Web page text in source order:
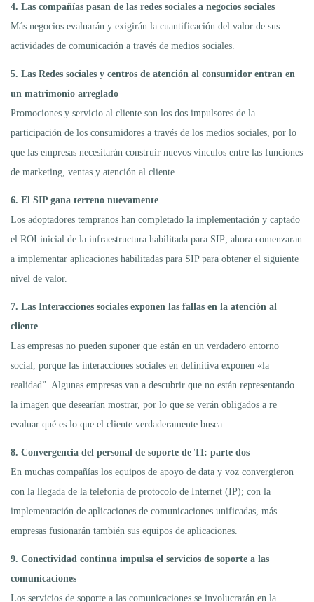
4. Las compañías pasan de las redes sociales a negocios sociales
Más negocios evaluarán y exigirán la cuantificación del valor de sus
actividades de comunicación a través de medios sociales.
5. Las Redes sociales y centros de atención al consumidor entran en
un matrimonio arreglado
Promociones y servicio al cliente son los dos impulsores de la
participación de los consumidores a través de los medios sociales, por lo
que las empresas necesitarán construir nuevos vínculos entre las funciones
de marketing, ventas y atención al cliente.
6. El SIP gana terreno nuevamente
Los adoptadores tempranos han completado la implementación y captado
el ROI inicial de la infraestructura habilitada para SIP; ahora comenzaran
a implementar aplicaciones habilitadas para SIP para obtener el siguiente
nivel de valor.
7. Las Interacciones sociales exponen las fallas en la atención al
cliente
Las empresas no pueden suponer que están en un verdadero entorno
social, porque las interacciones sociales en definitiva exponen «la
realidad”. Algunas empresas van a descubrir que no están representando
la imagen que desearían mostrar, por lo que se verán obligados a re
evaluar qué es lo que el cliente verdaderamente busca.
8. Convergencia del personal de soporte de TI: parte dos
En muchas compañías los equipos de apoyo de data y voz convergieron
con la llegada de la telefonía de protocolo de Internet (IP); con la
implementación de aplicaciones de comunicaciones unificadas, más
empresas fusionarán también sus equipos de aplicaciones.
9. Conectividad continua impulsa el servicios de soporte a las
comunicaciones
Los servicios de soporte a las comunicaciones se involucrarán en la